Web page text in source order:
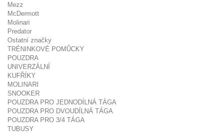
Mezz
McDermott
Molinari
Predator
Ostatní značky
TRÉNINKOVÉ POMŮCKY
POUZDRA
UNIVERZÁLNÍ
KUFŘÍKY
MOLINARI
SNOOKER
POUZDRA PRO JEDNODÍLNÁ TÁGA
POUZDRA PRO DVOUDÍLNÁ TÁGA
POUZDRA PRO 3/4 TÁGA
TUBUSY